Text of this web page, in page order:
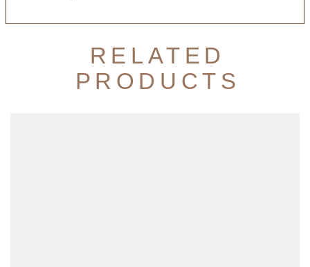
RELATED
PRODUCTS